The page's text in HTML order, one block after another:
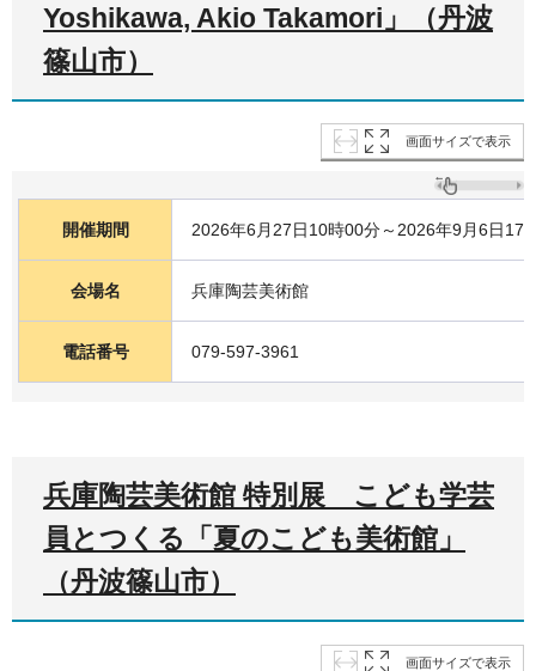
Yoshikawa, Akio Takamori」（丹波
篠山市）
画面サイズで表示
開催期間 2026年6月27日10時00分～2026年9月6日17
会場名 兵庫陶芸美術館
電話番号 079-597-3961
兵庫陶芸美術館 特別展 こども学芸
員とつくる「夏のこども美術館」
（丹波篠山市）
画面サイズで表示